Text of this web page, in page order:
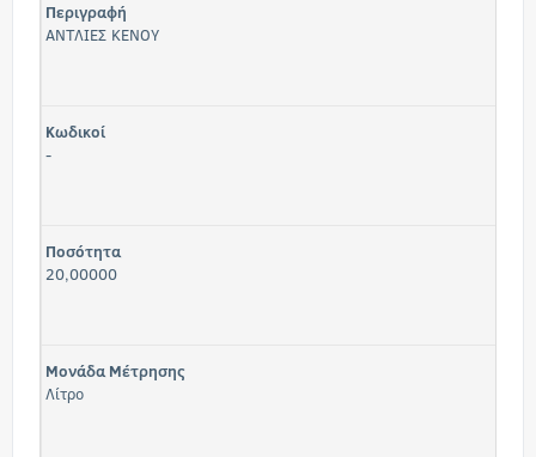
Περιγραφή
ΑΝΤΛΙΕΣ ΚΕΝΟΥ
Κωδικοί
-
Ποσότητα
20,00000
Μονάδα Μέτρησης
Λίτρο